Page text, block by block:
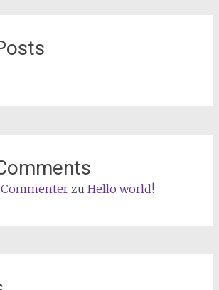
Commenterzu Hello world!